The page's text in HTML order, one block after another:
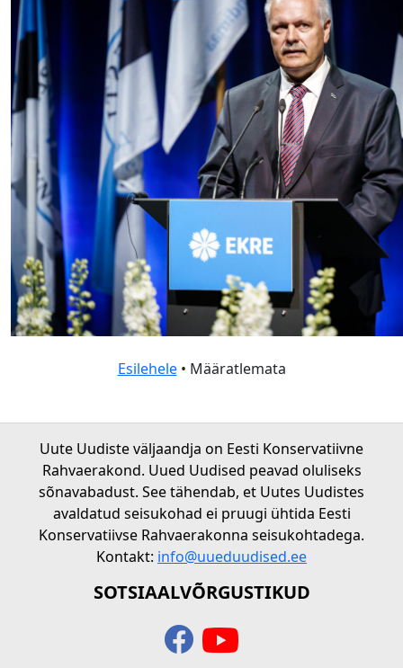
Esilehele• Määratlemata
Uute Uudiste väljaandja on Eesti Konservatiivne
Rahvaerakond. Uued Uudised peavad oluliseks
sõnavabadust. See tähendab, et Uutes Uudistes
avaldatud seisukohad ei pruugi ühtida Eesti
Konservatiivse Rahvaerakonna seisukohtadega.
Kontakt: info@uueduudised.ee
SOTSIAALVÕRGUSTIKUD